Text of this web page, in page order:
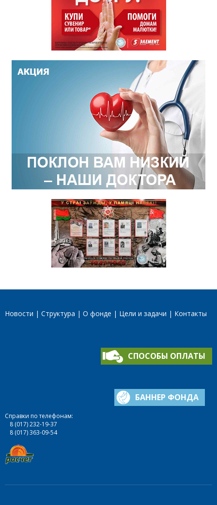
Новости Структура О фонде Цели и задачи Контакты
СПОСОБЫ ОПЛАТЫ
БАННЕР ФОНДА
Справки по телефонам:
8 (017) 232-19-37
8 (017) 363-09-54